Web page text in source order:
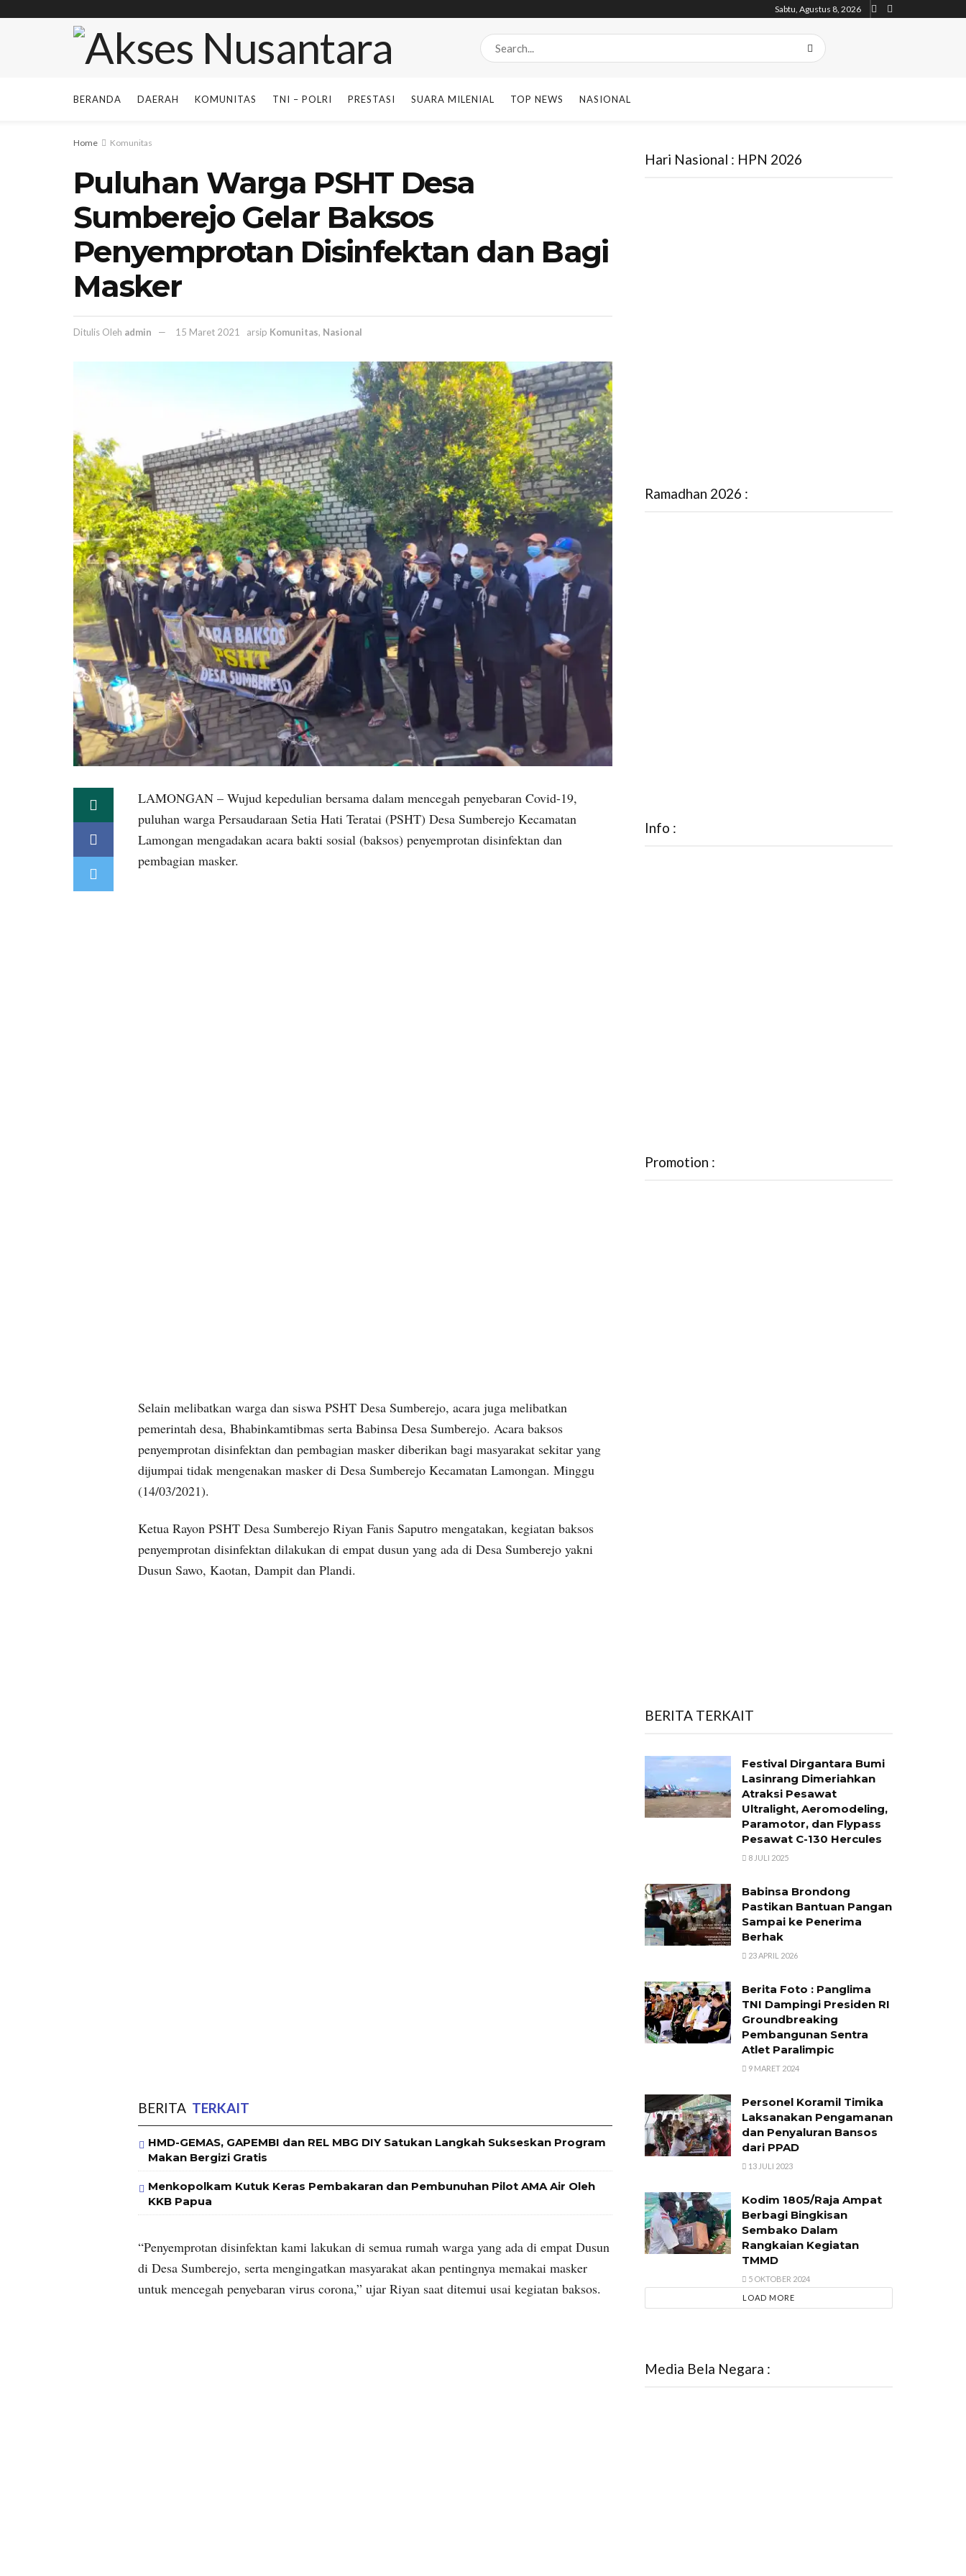
Sabtu, Agustus 8, 2026
BERANDA DAERAH KOMUNITAS TNI – POLRI PRESTASI SUARA MILENIAL TOP NEWS NASIONAL
Home Komunitas
Puluhan Warga PSHT Desa
Sumberejo Gelar Baksos
Penyemprotan Disinfektan dan Bagi
Masker
Ditulis Oleh admin 15 Maret 2021 arsip Komunitas, Nasional
LAMONGAN – Wujud kepedulian bersama dalam mencegah penyebaran Covid-19,
puluhan warga Persaudaraan Setia Hati Teratai (PSHT) Desa Sumberejo Kecamatan
Lamongan mengadakan acara bakti sosial (baksos) penyemprotan disinfektan dan
pembagian masker.
Selain melibatkan warga dan siswa PSHT Desa Sumberejo, acara juga melibatkan
pemerintah desa, Bhabinkamtibmas serta Babinsa Desa Sumberejo. Acara baksos
penyemprotan disinfektan dan pembagian masker diberikan bagi masyarakat sekitar yang
dijumpai tidak mengenakan masker di Desa Sumberejo Kecamatan Lamongan. Minggu
(14/03/2021).
Ketua Rayon PSHT Desa Sumberejo Riyan Fanis Saputro mengatakan, kegiatan baksos
penyemprotan disinfektan dilakukan di empat dusun yang ada di Desa Sumberejo yakni
Dusun Sawo, Kaotan, Dampit dan Plandi.
BERITA TERKAIT
HMD-GEMAS, GAPEMBI dan REL MBG DIY Satukan Langkah Sukseskan Program
Makan Bergizi Gratis
Menkopolkam Kutuk Keras Pembakaran dan Pembunuhan Pilot AMA Air Oleh
KKB Papua
“Penyemprotan disinfektan kami lakukan di semua rumah warga yang ada di empat Dusun
di Desa Sumberejo, serta mengingatkan masyarakat akan pentingnya memakai masker
untuk mencegah penyebaran virus corona,” ujar Riyan saat ditemui usai kegiatan baksos.
Hari Nasional : HPN 2026
Ramadhan 2026 :
Info :
Promotion :
BERITA TERKAIT
Festival Dirgantara Bumi
Lasinrang Dimeriahkan
Atraksi Pesawat
Ultralight, Aeromodeling,
Paramotor, dan Flypass
Pesawat C-130 Hercules
8 JULI 2025
Babinsa Brondong
Pastikan Bantuan Pangan
Sampai ke Penerima
Berhak
23 APRIL 2026
Berita Foto : Panglima
TNI Dampingi Presiden RI
Groundbreaking
Pembangunan Sentra
Atlet Paralimpic
9 MARET 2024
Personel Koramil Timika
Laksanakan Pengamanan
dan Penyaluran Bansos
dari PPAD
13 JULI 2023
Kodim 1805/Raja Ampat
Berbagi Bingkisan
Sembako Dalam
Rangkaian Kegiatan
TMMD
5 OKTOBER 2024
LOAD MORE
Media Bela Negara :